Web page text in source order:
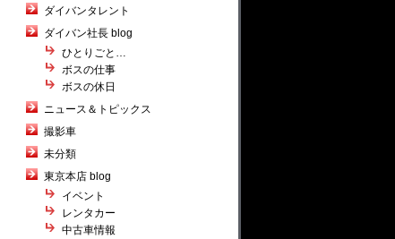
ダイバンタレント
ダイバン社長 blog
ひとりごと…
ボスの仕事
ボスの休日
ニュース＆トピックス
撮影車
未分類
東京本店 blog
イベント
レンタカー
中古車情報